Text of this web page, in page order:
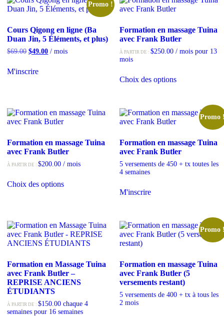
Promo !
Cours Qigong en ligne (Ba
Duan Jin, 5 Éléments, et plus)
$69.00 $49.00 / mois
M'inscrire
Formation en massage Tuina
avec Frank Butler
À PARTIR DE :$250.00 / mois pour 13
mois
Choix des options
Formation en massage Tuina
avec Frank Butler
À PARTIR DE :$200.00 / mois
Choix des options
Promo
Formation en massage Tuina
avec Frank Butler
5 versements de 450 + tx toutes les
4 semaines
M'inscrire
Formation en Massage Tuina
avec Frank Butler –
REPRISE ANCIENS
ÉTUDIANTS
À PARTIR DE :$150.00 chaque 4
semaines pour 16 semaines
Promo
Formation en massage Tuina
avec Frank Butler (5
versements restant)
5 versements de 400 + tx à tous les
2 mois